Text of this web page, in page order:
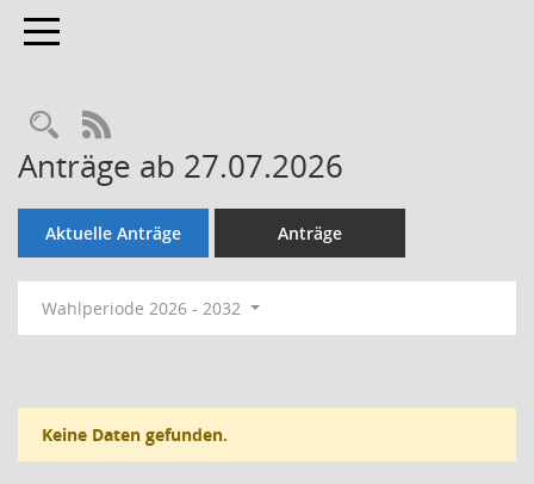
Toggle navigation
Rechercheauswahl
RSS-Feed
Anträge ab 27.07.2026
Aktuelle Anträge Anträge
Wahlperiode 2026 - 2032
Keine Daten gefunden.